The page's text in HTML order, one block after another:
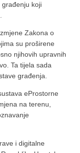
građenju koji
Zakona o
su proširene
njihovih upravnih
Ta tijela sada
građenja.
eProstorne
na terenu,
i digitalne